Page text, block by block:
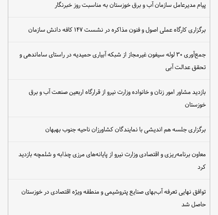
پیام مدیرعامل سازمان آب و برق خوزستان به مناسبت روز خبرنگار
برگزاری کارگاه عملی اصول و فنون مذاکره در نشست ۱۴۷ کافه دانش سازمان
جمع‌آوری ۳۰ لوله سیفون غیرمجاز از شبکه آبیاری حمیدیه در راستای ساماندهی و
تحقق عدالت آبی
بازدید مشاور امور زنان و خانواده وزارت نیرو از قرارگاه اربعین صنعت آب و برق
خوزستان
برگزاری جلسه هم اندیشی با نمایندگان کشاورزان ناحیه جنوب بهبهان
معاون برنامه‌ریزی و اقتصادی وزارت نیرو از پایانه‌های مرزی چذابه و شلمچه بازدید
کرد
توافق نهایی تعرفه آب‌بهای صنایع پتروشیمی و منطقه ویژه اقتصادی در خوزستان
حاصل شد